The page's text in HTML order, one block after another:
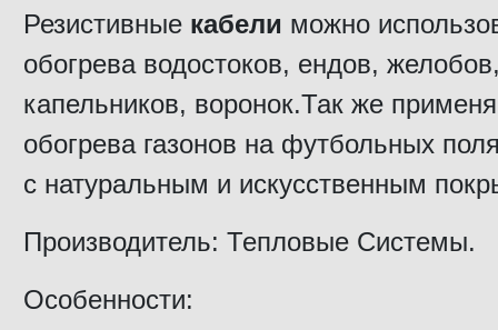
Резистивные кабели можно
обогрева водостоков, ендов,
капельников, воронок.Так же
обогрева газонов на футбольных
с натуральным и искусственным
Производитель: Тепловые Системы.
Особенности: